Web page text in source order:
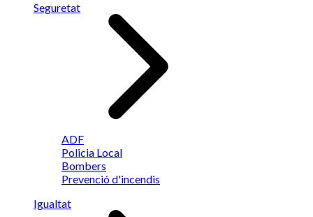
Seguretat
ADF
Policia Local
Bombers
Prevenció d'incendis
Igualtat